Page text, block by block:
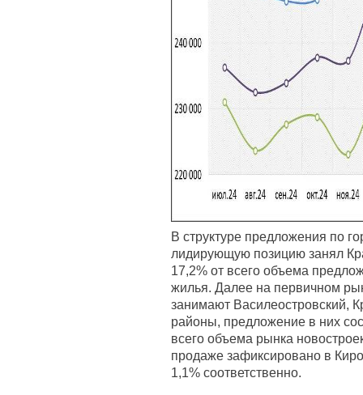
В структуре предложения по
лидирующую позицию занял
17,2% от всего объема
жилья. Далее на первичном
занимают Василеостровский,
районы, предложение в них
всего объема рынка
продаже зафиксировано в
1,1% соответственно.